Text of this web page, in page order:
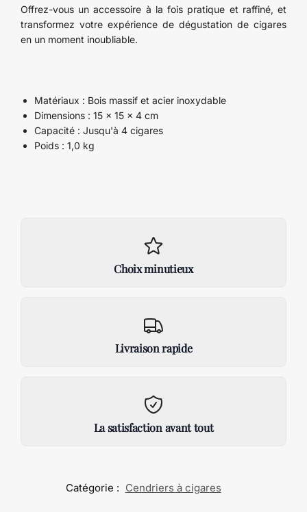
Offrez-vous un accessoire à la fois pratique et raffiné, et
transformez votre expérience de dégustation de cigares
en un moment inoubliable.
Matériaux : Bois massif et acier inoxydable
Dimensions : 15 x 15 x 4 cm
Capacité : Jusqu'à 4 cigares
Poids : 1,0 kg
Choix minutieux
Livraison rapide
La satisfaction avant tout
Catégorie : Cendriers à cigares